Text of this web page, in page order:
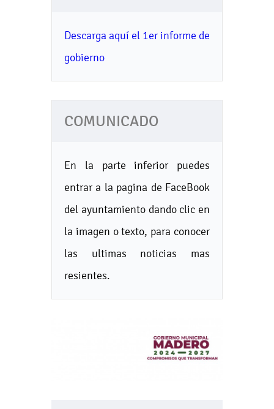
Descarga aquí el 1er informe de
gobierno
COMUNICADO
En la parte inferior puedes
entrar a la pagina de FaceBook
del ayuntamiento dando clic en
la imagen o texto, para conocer
las ultimas noticias mas
resientes.